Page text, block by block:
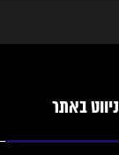
ניווט באתר